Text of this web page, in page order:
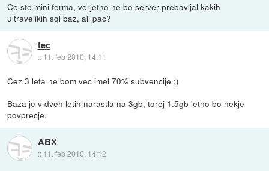
Ce ste mini ferma, verjetno ne bo server prebavljal kakih
ultravelikih sql baz, ali pac?
tec
:: 11. feb 2010, 14:11
Cez 3 leta ne bom vec imel 70% subvencije :)
Baza je v dveh letih narastla na 3gb, torej 1.5gb letno bo nekje
povprecje.
ABX
:: 11. feb 2010, 14:12